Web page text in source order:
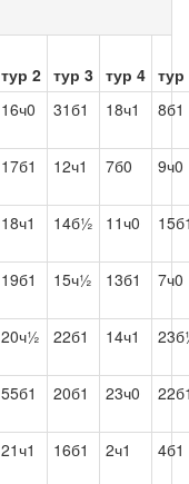
тур 2 тур 3 тур 4 тур
16ч0 31б1 18ч1 8б1
17б1 12ч1 7б0 9ч0
18ч1 14б½ 11ч0
19б1 15ч½ 13б1 7ч0
20ч½ 22б1 14ч1
55б1 20б1 23ч0
21ч1 16б1 2ч1 4б1